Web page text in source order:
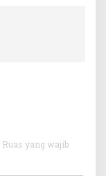
Ruas yang wajib